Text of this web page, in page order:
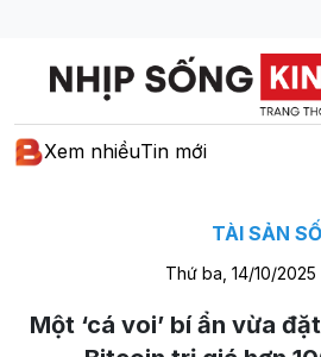
Xem nhiềuTin mới
TÀI SẢN SỐ
Thứ ba, 14/10/2025
Một ‘cá voi’ bí ẩn vừa